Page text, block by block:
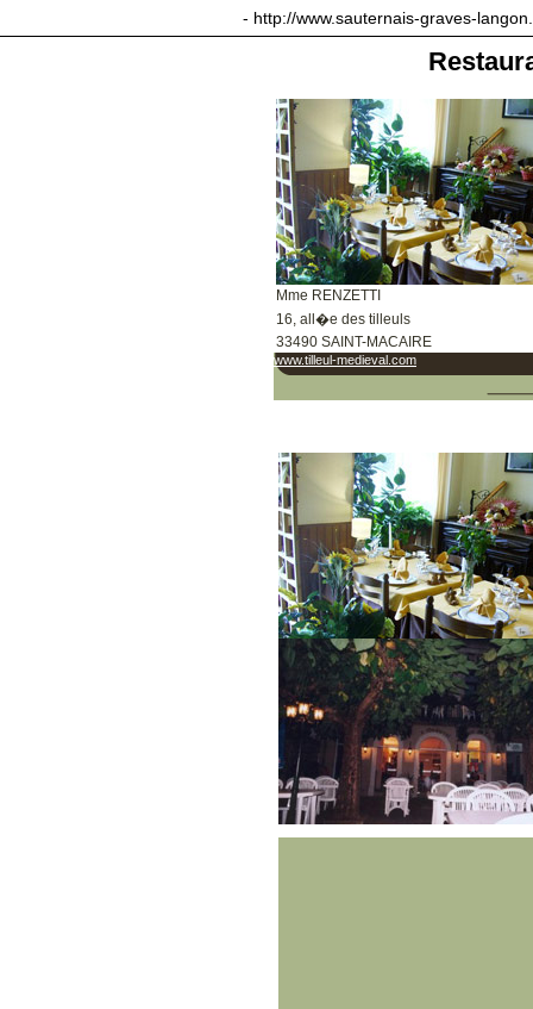
- http://www.sauternais-graves-
Mme RENZETTI
16, all�e des tilleuls
33490 SAINT-MACAIRE
www.tilleul-medieval.com